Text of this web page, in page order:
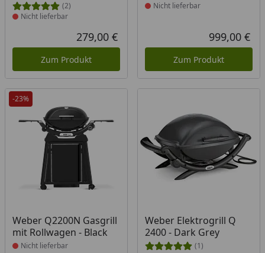
(2)
Nicht lieferbar
Aktueller Preis
279,00 €
Zum Produkt
Nicht lieferbar
999,00 €
Zum Produkt
-23%
Weber Q2200N Gasgrill
mit Rollwagen - Black
Produkt nicht lieferbar
Nicht lieferbar
Weber Elektrogrill Q
2400 - Dark Grey
(1)
Produkt nicht lieferbar